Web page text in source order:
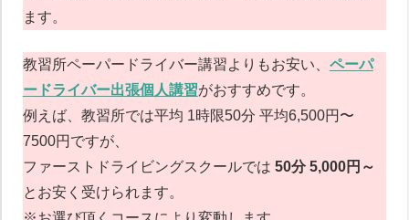
ます。
教習所ペーパードライバー講習よりもお安い、 ペーパ
ードライバー出張個人講習がおすすめです。
例えば、教習所では平均 1時限50分 平均6,500円〜
7500円ですが、
ファーストドライビングスクールでは 50分 5,000円～
とお安く受けられます。